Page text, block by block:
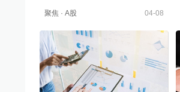
聚焦 · A股 04-08